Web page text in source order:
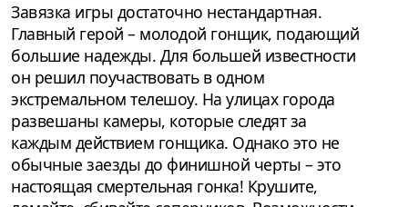
Завязка игры достаточно нестандартная.
Главный герой – молодой гонщик, подающий
большие надежды. Для большей известности
он решил поучаствовать в одном
экстремальном телешоу. На улицах города
развешаны камеры, которые следят за
каждым действием гонщика. Однако это не
обычные заезды до финишной черты – это
настоящая смертельная гонка! Крушите,